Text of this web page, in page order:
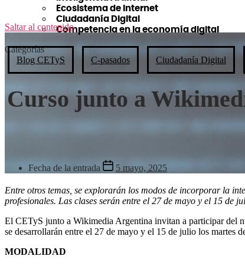
Ecosistema de Internet
Ciudadanía Digital
Competencia en la economía digital
Saltar al contenido
Categorías
Blog CETyS
C-pasados Ciudadanía Digital
Curso junto a
Fecha de la entrada 5 mayo, 2025
Entre otros temas, se explorarán los modos de incorporar la
profesionales. Las clases serán entre el 27 de mayo y el 15 de
El CETyS junto a Wikimedia Argentina invitan a participar del
se desarrollarán entre el 27 de mayo y el 15 de julio los martes
MODALIDAD